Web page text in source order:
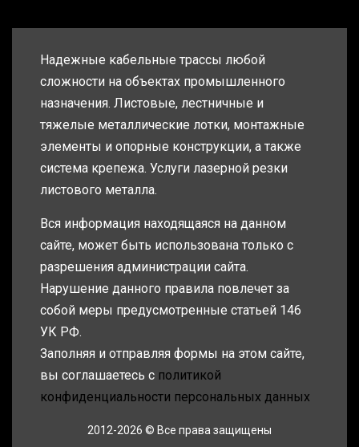
Надежные кабельные трассы любой
сложности на объектах промышленного
назначения. Листовые, лестничные и
тяжелые металлические лотки, монтажные
элементы и опорные конструкции, а также
система крепежа. Услуги лазерной резки
листового металла.
Вся информация находящаяся на данном
сайте, может быть использована только с
разрешения администрации сайта.
Нарушение данного правила повлечет за
собой меры предусмотренные статьей 146
УК РФ.
Заполняя и отправляя формы на этом сайте,
вы соглашаетесь с политикой
конфиденциальности персональных данных
2012-2026 © Все права защищены